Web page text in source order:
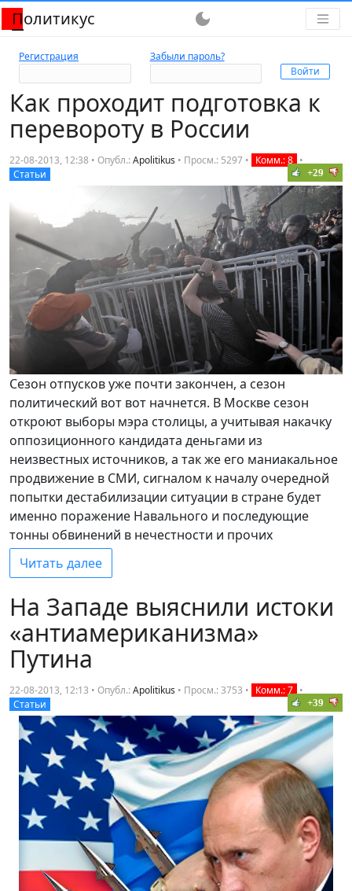
Политикус dark_mode
Регистрация Забыли пароль?
Как проходит подготовка к
перевороту в России
22-08-2013, 12:38 • Опубл.:Apolitikus • Просм.: 5297 • Комм.: 8 •
Статьи
+29
Сезон отпусков уже почти закончен, а сезон
политический вот вот начнется. В Москве сезон
откроют выборы мэра столицы, а учитывая накачку
оппозиционного кандидата деньгами из
неизвестных источников, а так же его маниакальное
продвижение в СМИ, сигналом к началу очередной
попытки дестабилизации ситуации в стране будет
именно поражение Навального и последующие
тонны обвинений в нечестности и прочих
Читать далее
На Западе выяснили истоки
«антиамериканизма»
Путина
22-08-2013, 12:13 • Опубл.:Apolitikus • Просм.: 3753 • Комм.: 7 •
Статьи
+39